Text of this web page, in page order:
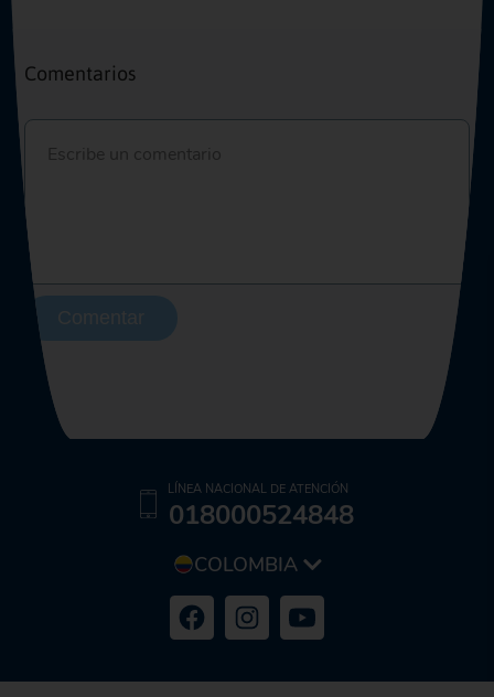
Comentarios
COLOMBIA
LÍNEA NACIONAL DE ATENCIÓN
018000524848